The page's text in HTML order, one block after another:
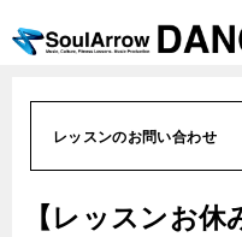
レッスンのお問い合わせ
【レッスンお